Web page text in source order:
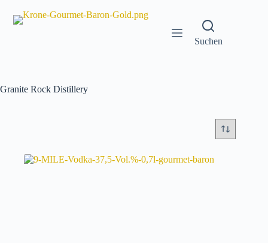
Inhalt
springen
Suchen
Granite Rock Distillery